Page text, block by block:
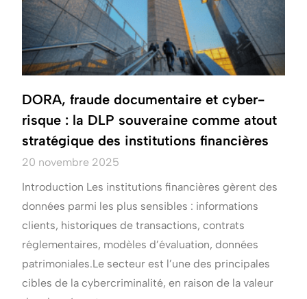
DORA, fraude documentaire et cyber-
risque : la DLP souveraine comme atout
stratégique des institutions financières
20 novembre 2025
Introduction Les institutions financières gèrent des
données parmi les plus sensibles : informations
clients, historiques de transactions, contrats
réglementaires, modèles d’évaluation, données
patrimoniales.Le secteur est l’une des principales
cibles de la cybercriminalité, en raison de la valeur